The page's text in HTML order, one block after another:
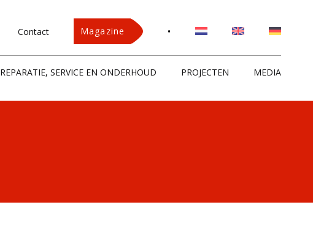
Contact Magazine •
REPARATIE, SERVICE EN ONDERHOUD PROJECTEN MEDIA